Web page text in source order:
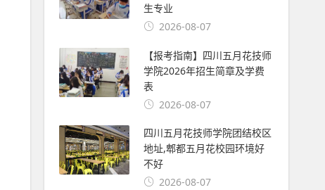
生专业
2026-08-07
【报考指南】四川五月花技师
学院2026年招生简章及学费
表
2026-08-07
四川五月花技师学院团结校区
地址,郫都五月花校园环境好
不好
2026-08-07